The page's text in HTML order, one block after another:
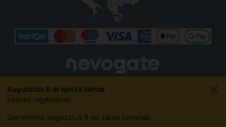
Augusztus 8-ai nyitva tartás
Kedves Ügyfeleink!
Szervizeink augusztus 8-án zárva tartanak.